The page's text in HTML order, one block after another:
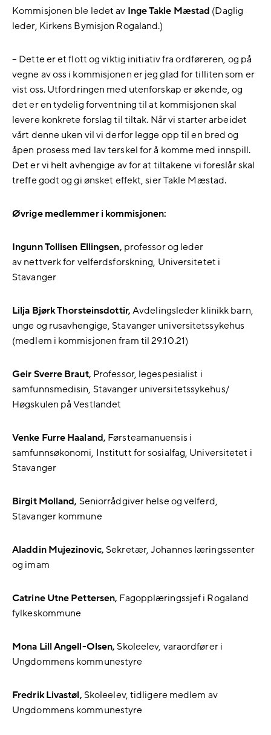
Kommisjonen ble ledet av Inge Takle Mæstad (Daglig
leder, Kirkens Bymisjon Rogaland.)
– Dette er et flott og viktig initiativ fra ordføreren, og på
vegne av oss i kommisjonen er jeg glad for tilliten som er
vist oss. Utfordringen med utenforskap er økende, og
det er en tydelig forventning til at kommisjonen skal
levere konkrete forslag til tiltak. Når vi starter arbeidet
vårt denne uken vil vi derfor legge opp til en bred og
åpen prosess med lav terskel for å komme med innspill.
Det er vi helt avhengige av for at tiltakene vi foreslår skal
treffe godt og gi ønsket effekt, sier Takle Mæstad.
Øvrige medlemmer i kommisjonen:
Ingunn Tollisen Ellingsen, professor og leder
av nettverk for velferdsforskning, Universitetet i
Stavanger
Lilja Bjørk Thorsteinsdottir, Avdelingsleder klinikk barn,
unge og rusavhengige, Stavanger universitetssykehus
(medlem i kommisjonen fram til 29.10.21)
Geir Sverre Braut, Professor, legespesialist i
samfunnsmedisin, Stavanger universitetssykehus/
Høgskulen på Vestlandet
Venke Furre Haaland, Førsteamanuensis i
samfunnsøkonomi, Institutt for sosialfag, Universitetet i
Stavanger
Birgit Molland, Seniorrådgiver helse og velferd,
Stavanger kommune
Aladdin Mujezinovic, Sekretær, Johannes læringssenter
og imam
Catrine Utne Pettersen, Fagopplæringssjef i Rogaland
fylkeskommune
Mona Lill Angell-Olsen, Skoleelev, varaordfører i
Ungdommens kommunestyre
Fredrik Livastøl, Skoleelev, tidligere medlem av
Ungdommens kommunestyre